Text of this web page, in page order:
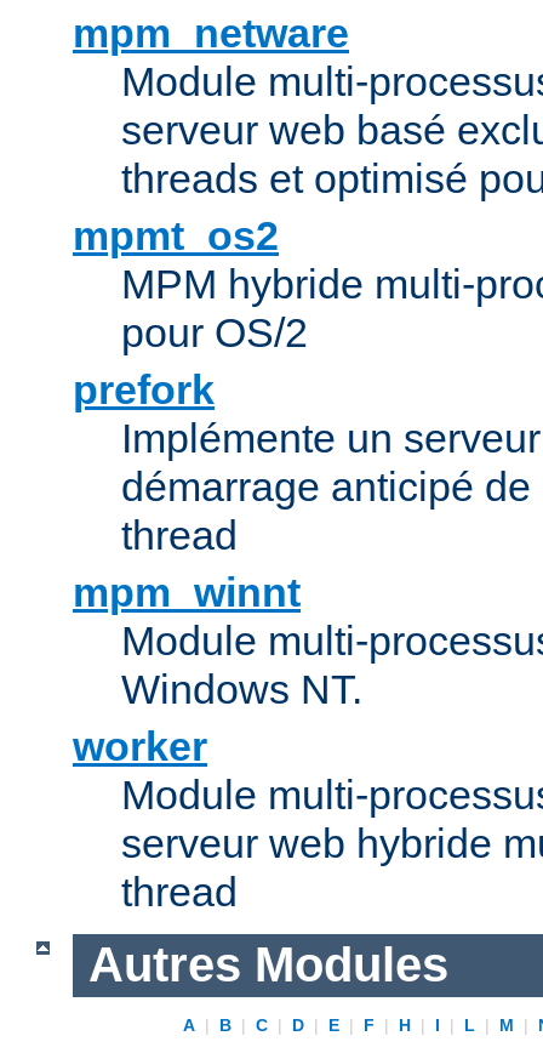
mpm_netware
Module multi-
serveur web basé
threads et optimisé
mpmt_os2
MPM hybride multi-
pour OS/2
prefork
Implémente un
démarrage anticipé
thread
mpm_winnt
Module multi-
Windows NT.
worker
Module multi-
serveur web hybride
thread
Autres Modules
A | B | C | D | E | F | H | I | L | M |